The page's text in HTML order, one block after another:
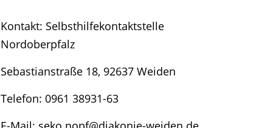
Kontakt: Selbsthilfekontaktstelle
Nordoberpfalz
Sebastianstraße 18, 92637 Weiden
Telefon: 0961 38931-63